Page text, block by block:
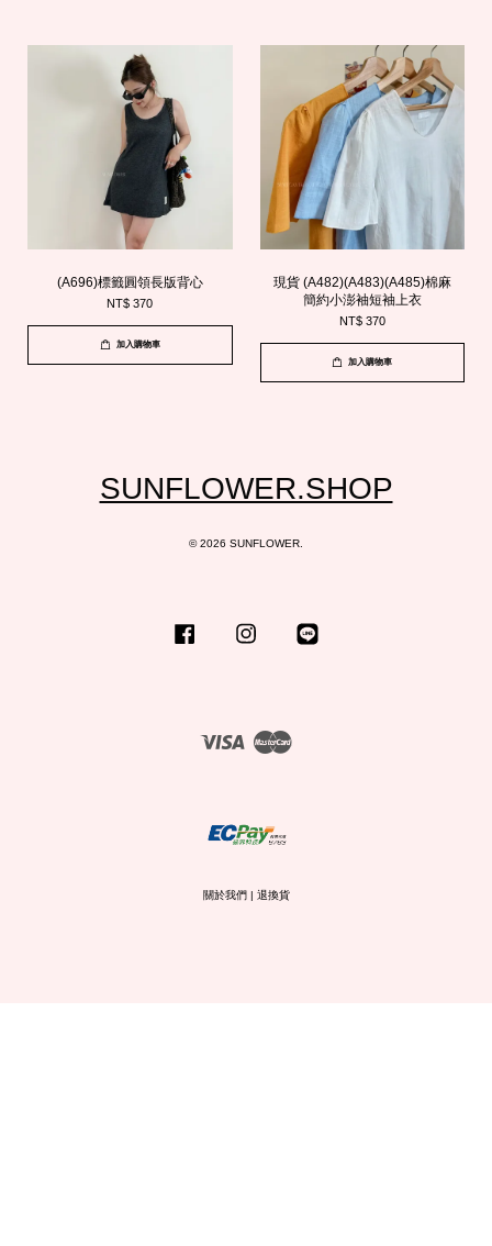
(A696)標籤圓領長版背心
NT$ 370
加入購物車
現貨 (A482)(A483)(A485)棉麻
簡約小澎袖短袖上衣
NT$ 370
加入購物車
SUNFLOWER.SHOP
© 2026 SUNFLOWER.
Facebook Instagram
Visa
關於我們| 退換貨